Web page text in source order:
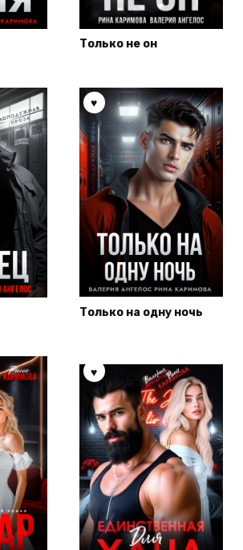
Только не он
Только на одну ночь